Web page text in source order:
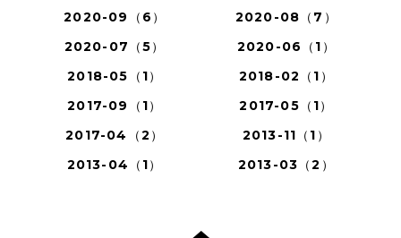
2020-09（6）
2020-08（7）
2020-07（5）
2020-06（1）
2018-05（1）
2018-02（1）
2017-09（1）
2017-05（1）
2017-04（2）
2013-11（1）
2013-04（1）
2013-03（2）